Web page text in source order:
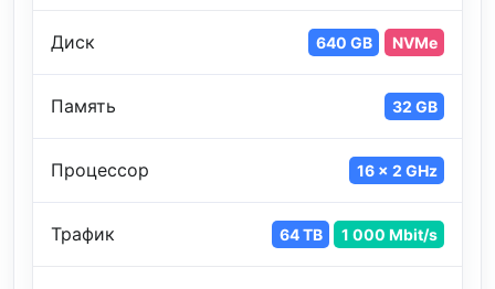
Диск 640 GB NVMe
Память 32 GB
Процессор 16 x 2 GHz
Трафик 64 TB 1 000 Mbit/s